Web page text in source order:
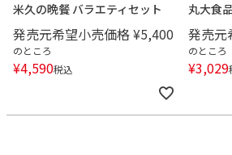
米久の晩餐 バラエティセット
発売元希望小売価格¥5,400
のところ
¥4,590税込
丸大食
発売元
のところ
¥3,029